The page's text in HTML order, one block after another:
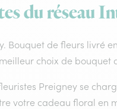
du réseau
Bouquet de fleurs livré
choix de bouquet
Preigney se
votre cadeau floral en